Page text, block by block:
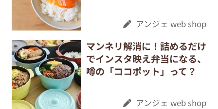
アンジェ web shop
マンネリ解消に！詰めるだけ
でインスタ映え弁当になる、
噂の「ココポット」って？
アンジェ web shop